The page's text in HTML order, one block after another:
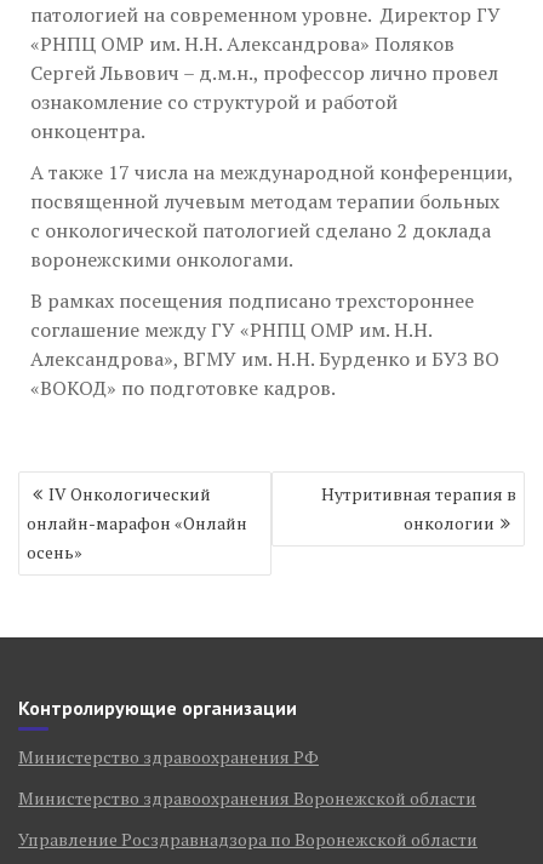
патологией на современном уровне. Директор ГУ
«РНПЦ ОМР им. Н.Н. Александрова» Поляков
Сергей Львович – д.м.н., профессор лично провел
ознакомление со структурой и работой
онкоцентра.
А также 17 числа на международной конференции,
посвященной лучевым методам терапии больных
с онкологической патологией сделано 2 доклада
воронежскими онкологами.
В рамках посещения подписано трехстороннее
соглашение между ГУ «РНПЦ ОМР им. Н.Н.
Александрова», ВГМУ им. Н.Н. Бурденко и БУЗ ВО
«ВОКОД» по подготовке кадров.
Навигация
по
записям
IV Онкологический
онлайн-марафон «Онлайн
осень»
Нутритивная терапия в
онкологии
Контролирующие организации
Министерство здравоохранения РФ
Министерство здравоохранения Воронежской области
Управление Росздравнадзора по Воронежской области